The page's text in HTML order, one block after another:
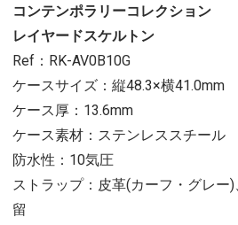
コンテンポラリーコレクション
レイヤードスケルトン
Ref：RK-AV0B10G
ケースサイズ：縦48.3×横41.0mm
ケース厚：13.6mm
ケース素材：ステンレススチール
防水性：10気圧
ストラップ：皮革(カーフ・グレー
留